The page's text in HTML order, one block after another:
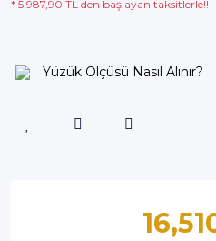
* 5.987,90 TL den başlayan taksitlerle!!
Yüzük Ölçüsü Nasıl Alınır?